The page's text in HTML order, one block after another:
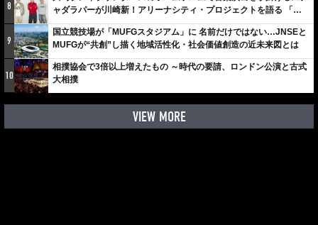
8
ャダラパーが川崎新！アリーナシティ・プロジェクトを語る 「楽
しみでしかないでしょ。川崎は、ずっと成長曲線だから」
9
国立競技場が「MUFGスタジアム」に 名前だけではない…JNSEと
MUFGが“共創”し描く地域活性化・社会価値創造の近未来図とは
10
相撲協会で3倍以上増えたもの ～時代の要請、ロンドン公演と古式
大相撲
VIEW MORE